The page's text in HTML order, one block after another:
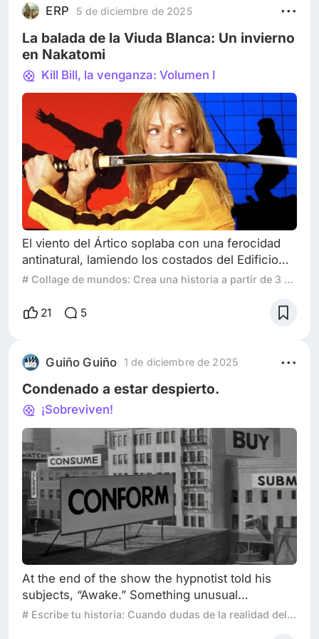
y soy malisima con los fanfics, (aunque de
adolescente me leía muchísimos, nunca tu
ERP 5 de diciembre de 2025
La balada de la Viuda Blanca: Un invierno
en Nakatomi
Kill Bill, la venganza: Volumen I
El viento del Ártico soplaba con una ferocidad
antinatural, lamiendo los costados del Edificio
Nakatomi como un depredador hambriento. No
cristalinos, cada uno una pequeña joya de hielo.
desesperada de una reina. En el piso 30, Elsa
estaba acorralada. Sus manos,
# Collage de mundos: Crea una historia a partir de 3 películas
21 5
Guiño Guiño 1 de diciembre de 2025
Condenado a estar despierto.
¡Sobreviven!
At the end of the show the hypnotist told his
subjects, “Awake.” Something unusual
happened. One of the subjects awoke all the
# Escribe tu historia: Cuando dudas de la realidad del mundo